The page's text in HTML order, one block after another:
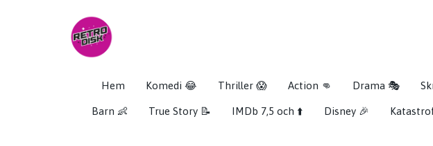
Hem Komedi 😂 Thriller 😱 Action 👊 Drama 🎭
Barn 👶 True Story 📝 IMDb 7,5 och ⬆️ Disney 🎉